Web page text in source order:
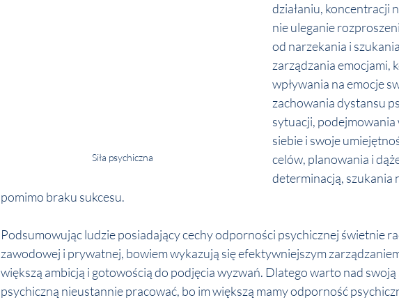
Siła psychiczna
działaniu, koncentracji
nie uleganie
od narzekania i
zarządzania emocjami,
wpływania na emocje
zachowania dystansu
sytuacji, podejmowania
siebie i swoje
celów, planowania i
determinacją, szukania
pomimo braku sukcesu.
Podsumowując ludzie posiadający cechy odporności psychicznej świetnie
zawodowej i prywatnej, bowiem wykazują się efektywniejszym
większą ambicją i gotowością do podjęcia wyzwań. Dlatego warto nad swoją
psychiczną nieustannie pracować, bo im większą mamy odporność